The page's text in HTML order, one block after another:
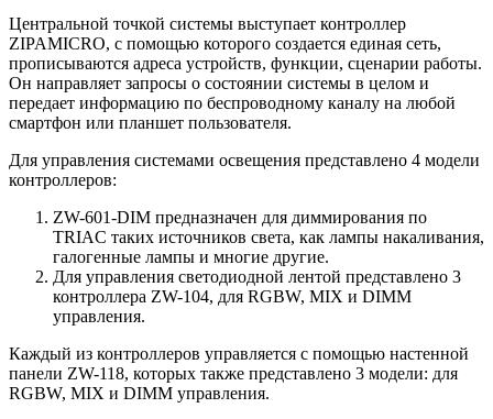
Центральной точкой системы выступает контроллер
ZIPAMICRO, с помощью которого создается единая сеть,
прописываются адреса устройств, функции, сценарии работы.
Он направляет запросы о состоянии системы в целом и
передает информацию по беспроводному каналу на любой
смартфон или планшет пользователя.
Для управления системами освещения представлено 4 модели
контроллеров:
ZW-601-DIM предназначен для диммирования по
TRIAC таких источников света, как лампы накаливания,
галогенные лампы и многие другие.
Для управления светодиодной лентой представлено 3
контроллера ZW-104, для RGBW, MIX и DIMM
управления.
Каждый из контроллеров управляется с помощью настенной
панели ZW-118, которых также представлено 3 модели: для
RGBW, MIX и DIMM управления.